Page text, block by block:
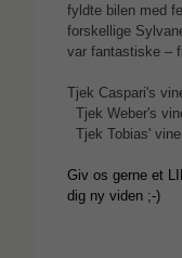
fyldte bilen med
forskellige
var fantastiske –
Tjek Caspari's
Tjek Weber's
Tjek Tobias' vine
Giv os gerne et
dig ny viden ;-)